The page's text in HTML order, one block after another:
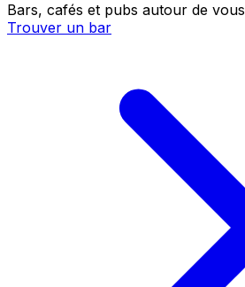
Bars, cafés et pubs autour de vous
Trouver un bar